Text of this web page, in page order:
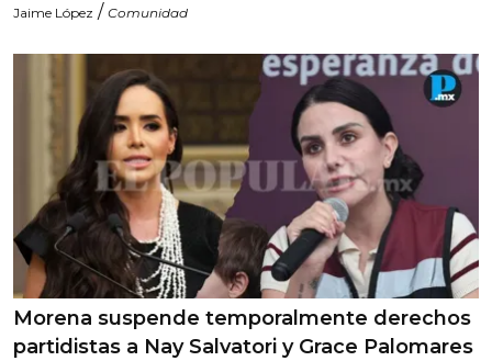
Jaime López / Comunidad
Morena suspende temporalmente derechos
partidistas a Nay Salvatori y Grace Palomares